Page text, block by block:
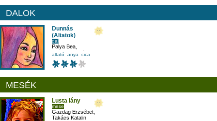
DALOK
Dunnás
(Altatok)
dal
Palya Bea
Szottfried Zsófia
altató anya
cica
dunna
MESÉK
Lusta lány
mese
Gazdag Erzsébet
Takács Katalin